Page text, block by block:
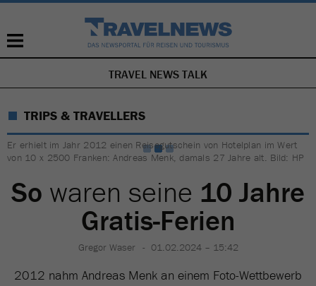
NAVIGATION
ÜBERSPRINGEN
TRAVEL NEWS TALK
TRIPS & TRAVELLERS
Er erhielt im Jahr 2012 einen Reisegutschein von Hotelplan im Wert
von 10 x 2500 Franken: Andreas Menk, damals 27 Jahre alt. Bild: HP
So waren seine 10 Jahre
Gratis-Ferien
Gregor Waser 01.02.2024 – 15:42
2012 nahm Andreas Menk an einem Foto-Wettbewerb